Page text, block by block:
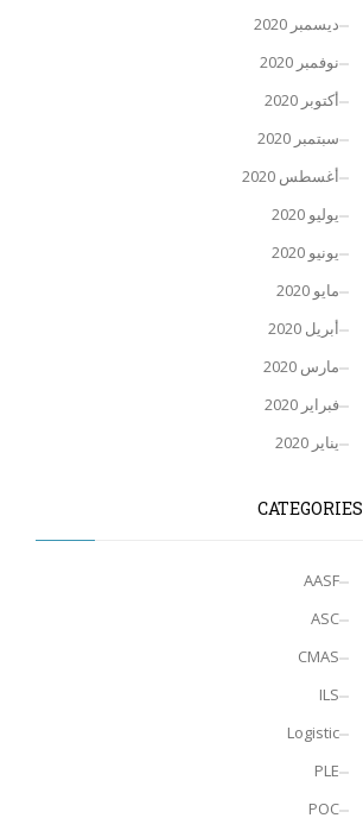
ديسمبر 2020
نوفمبر 2020
أكتوبر 2020
سبتمبر 2020
أغسطس 2020
يوليو 2020
يونيو 2020
مايو 2020
أبريل 2020
مارس 2020
فبراير 2020
يناير 2020
CATEGORIES
AASF
ASC
CMAS
ILS
Logistic
PLE
POC